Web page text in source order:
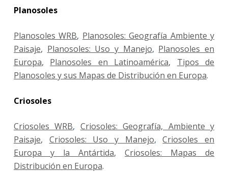
Planosoles
Planosoles WRB, Planosoles: Geografía Ambiente y
Paisaje, Planosoles: Uso y Manejo, Planosoles en
Europa, Planosoles en Latinoamérica, Tipos de
Planosoles y sus Mapas de Distribución en Europa.
Criosoles
Criosoles WRB, Criosoles: Geografía, Ambiente y
Paisaje, Criosoles: Uso y Manejo,Criosoles en
Europa y la Antártida,Criosoles: Mapas de
Distribución en Europa.